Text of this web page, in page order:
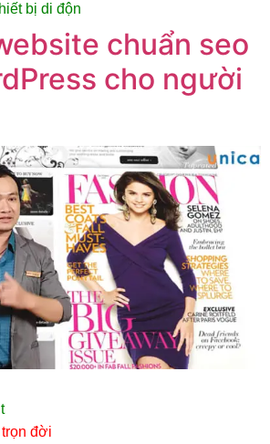
bị di độn
chuẩn seo
cho người
đời